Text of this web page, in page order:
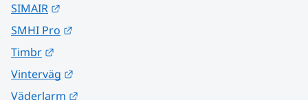
SIMAIR
SMHI Pro
Timbr
Vinterväg
Väderlarm